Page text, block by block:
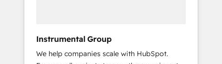
Harnessing the full potential of the powerful
HubSpot CRM. ✔️A team of HubSpot experts
Instrumental Group
We help companies scale with HubSpot.